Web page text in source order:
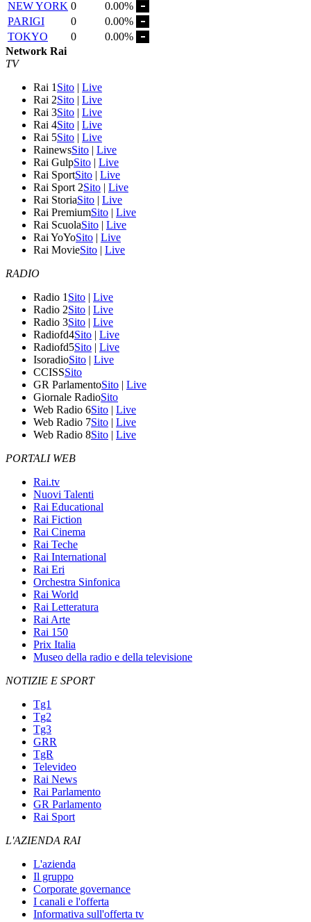
NEW YORK 0
0.00%
PARIGI
0
0.00%
TOKYO
0
0.00%
Network Rai
TV
Rai 1 Sito | Live
Rai 2Sito | Live
Rai 3Sito | Live
Rai 4Sito | Live
Rai 5Sito | Live
RainewsSito | Live
Rai GulpSito | Live
Rai SportSito | Live
Rai Sport 2Sito | Live
Rai StoriaSito | Live
Rai PremiumSito | Live
Rai ScuolaSito | Live
Rai YoYoSito | Live
Rai MovieSito | Live
RADIO
Radio 1 Sito | Live
Radio 2Sito | Live
Radio 3Sito | Live
Radiofd4Sito | Live
Radiofd5Sito | Live
IsoradioSito | Live
CCISSSito
GR ParlamentoSito | Live
Giornale RadioSito
Web Radio 6Sito | Live
Web Radio 7Sito | Live
Web Radio 8Sito | Live
PORTALI WEB
Rai.tv
Nuovi Talenti
Rai Educational
Rai Fiction
Rai Cinema
Rai Teche
Rai International
Rai Eri
Orchestra Sinfonica
Rai World
Rai Letteratura
Rai Arte
Rai 150
Prix Italia
Museo della radio e della televisione
NOTIZIE E SPORT
Tg1
Tg2
Tg3
GRR
TgR
Televideo
Rai News
Rai Parlamento
GR Parlamento
Rai Sport
L'AZIENDA RAI
L'azienda
Il gruppo
Corporate governance
I canali e l'offerta
Informativa sull'offerta tv